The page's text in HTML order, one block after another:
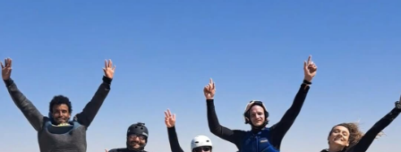
Attention votre demande de réservation est soumise à validation
par nos équipes.
En effet, nous devons être sûr que toutes les conditions (météo,